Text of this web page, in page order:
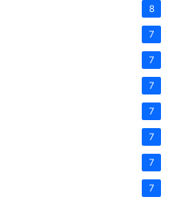
8
7
7
7
7
7
7
7